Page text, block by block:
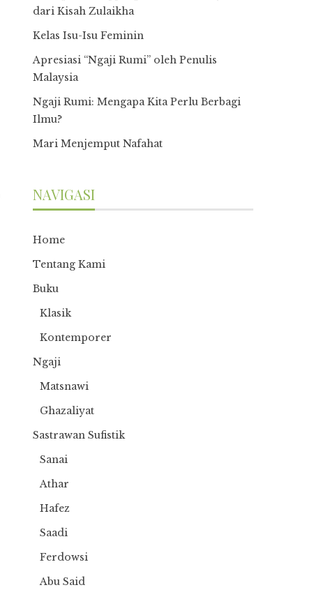
dari Kisah Zulaikha
Kelas Isu-Isu Feminin
Apresiasi “Ngaji Rumi” oleh Penulis
Malaysia
Ngaji Rumi: Mengapa Kita Perlu Berbagi
Ilmu?
Mari Menjemput Nafahat
NAVIGASI
Home
Tentang Kami
Buku
Klasik
Kontemporer
Ngaji
Matsnawi
Ghazaliyat
Sastrawan Sufistik
Sanai
Athar
Hafez
Saadi
Ferdowsi
Abu Said